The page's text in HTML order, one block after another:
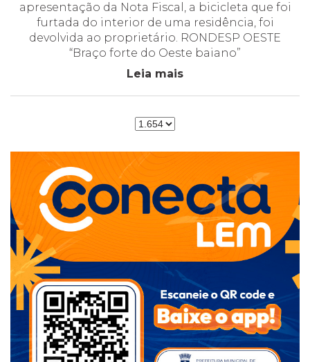
apresentação da Nota Fiscal, a bicicleta que foi
furtada do interior de uma residência, foi
devolvida ao proprietário. RONDESP OESTE
“Braço forte do Oeste baiano”
Leia mais